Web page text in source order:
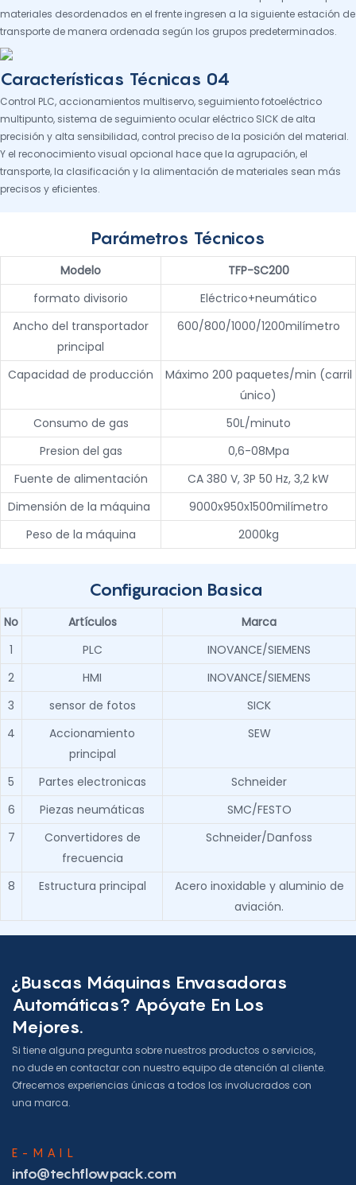
materiales desordenados en el frente ingresen a la siguiente estación de
transporte de manera ordenada según los grupos predeterminados.
Características Técnicas 04
Control PLC, accionamientos multiservo, seguimiento fotoeléctrico
multipunto, sistema de seguimiento ocular eléctrico SICK de alta
precisión y alta sensibilidad, control preciso de la posición del material.
Y el reconocimiento visual opcional hace que la agrupación, el
transporte, la clasificación y la alimentación de materiales sean más
precisos y eficientes.
Parámetros Técnicos
Modelo
TFP-SC200
formato divisorio
Eléctrico+neumático
Ancho del transportador
principal
600/800/1000/1200milímetro
Capacidad de producción
Máximo 200 paquetes/min (carril
único)
Consumo de gas
50L/minuto
Presion del gas
0,6-08Mpa
Fuente de alimentación
CA 380 V, 3P 50 Hz, 3,2 kW
Dimensión de la máquina
9000x950x1500milímetro
Peso de la máquina
2000kg
Configuracion Basica
No Artículos
Marca
1
PLC
INOVANCE/SIEMENS
2
HMI
INOVANCE/SIEMENS
3
sensor de fotos
SICK
4
Accionamiento
principal
SEW
5 Partes electronicas
Schneider
6
Piezas neumáticas
SMC/FESTO
7
Convertidores de
frecuencia
Schneider/Danfoss
8 Estructura principal
Acero inoxidable y aluminio de
aviación.
¿Buscas Máquinas Envasadoras
Automáticas? Apóyate En Los
Mejores.
Si tiene alguna pregunta sobre nuestros productos o servicios,
no dude en contactar con nuestro equipo de atención al cliente.
Ofrecemos experiencias únicas a todos los involucrados con
una marca.
E-MAIL
info@techflowpack.com